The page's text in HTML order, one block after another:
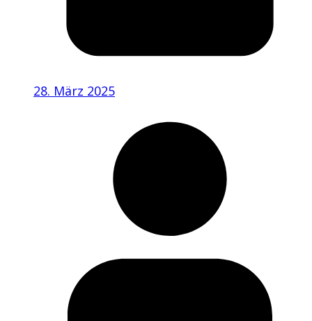
28. März 2025